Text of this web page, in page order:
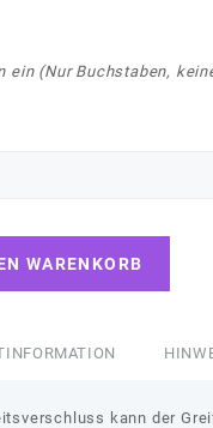
ein (Nur Buchstaben,
WARENKORB
kann der